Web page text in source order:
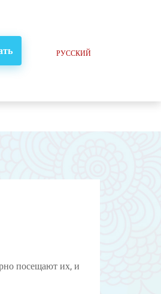
РУССКИЙ
посещают их, и